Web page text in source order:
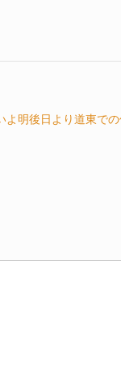
よ明後日より道東で